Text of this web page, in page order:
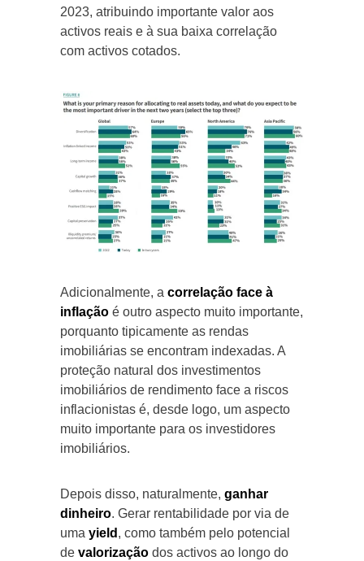
2023, atribuindo importante valor aos
activos reais e à sua baixa correlação
com activos cotados.
Adicionalmente, a correlação face à
inflação é outro aspecto muito importante,
porquanto tipicamente as rendas
imobiliárias se encontram indexadas. A
proteção natural dos investimentos
imobiliários de rendimento face a riscos
inflacionistas é, desde logo, um aspecto
muito importante para os investidores
imobiliários.
Depois disso, naturalmente, ganhar
dinheiro. Gerar rentabilidade por via de
uma yield , como também pelo potencial
de valorização dos activos ao longo do